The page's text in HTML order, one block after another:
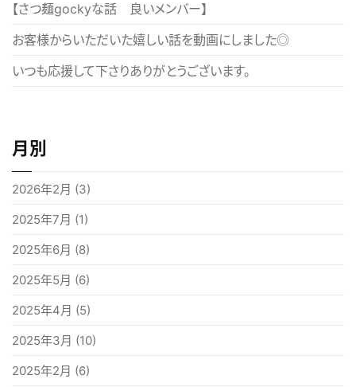
ン
【さつ麺gockyな話 良いメンバー】
お客様からいただいた嬉しい話を動画にしました◎
いつも応援して下さりありがとうございます。
月別
2026年2月 (3)
2025年7月 (1)
2025年6月 (8)
2025年5月 (6)
2025年4月 (5)
2025年3月 (10)
2025年2月 (6)